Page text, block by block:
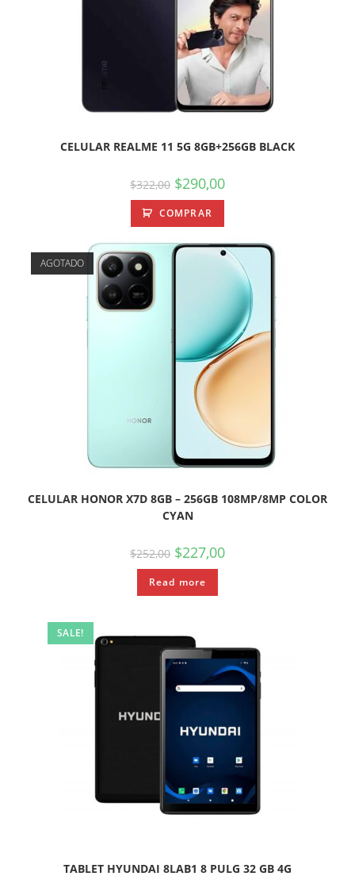
CELULAR REALME 11 5G 8GB+256GB BLACK
$322,00 $290,00
COMPRAR
AGOTADO
CELULAR HONOR X7D 8GB – 256GB 108MP/8MP COLOR
CYAN
$252,00 $227,00
Read more
SALE!
TABLET HYUNDAI 8LAB1 8 PULG 32 GB 4G